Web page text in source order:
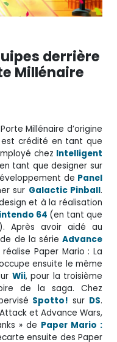
derrière
Millénaire
Millénaire d’origine
crédité en tant que
chez Intelligent
tant que designer sur
de Panel
sur Galactic Pinball.
et à la réalisation
64 (en tant que
Après avoir aidé au
de la série Advance
réalise Paper Mario : La
ensuite le même
Wii, pour la troisième
de la saga. Chez
Spotto! sur DS.
et Advance Wars,
» de Paper Mario :
ensuite des Paper